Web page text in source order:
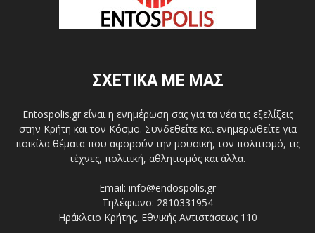
ΣΧΕΤΙΚΑ ΜΕ ΜΑΣ
Entospolis.gr είναι η ενημέρωση σας για τα νέα τις εξελίξεις
στην Κρήτη και τον Κόσμο. Συνδεθείτε και ενημερωθείτε για
ποικίλα θέματα που αφορούν την μουσική, τον πολιτισμό, τις
τέχνες, πολιτική, αθλητισμός και άλλα.
Email: info@endospolis.gr
Τηλέφωνο: 2810331954
Ηράκλειο Κρήτης, Εθνικής Αντιστάσεως 110